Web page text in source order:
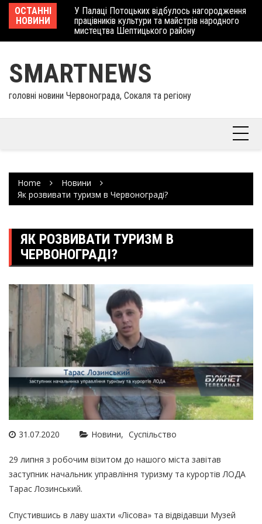
Skip
content
ОСТАННІ
НОВИНИ
У Палаці Потоцьких відбулось нагородження
працівників культури та майстрів народного
мистецтва Шептицького району
SMARTNEWS
головні новини Червонограда, Сокаля та регіону
Home
Новини
Як розвивати туризм в Червонограді?
ЯК РОЗВИВАТИ ТУРИЗМ В
ЧЕРВОНОГРАДІ?
31.07.2020 Новини Суспільство
29 липня з робочим візитом до нашого міста завітав
заступник начальник управління туризму та курортів ЛОДА
Тарас Лозинський.
Спустившись в лаву шахти «Лісова» та відвідавши Музей